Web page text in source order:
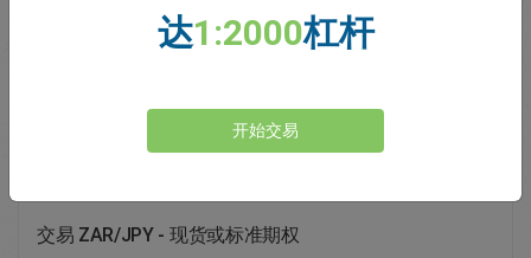
未结利润/亏损总额
存款
交易 ZAR/JPY - 现货或标准期权
达1:2000杠杆
开始交易